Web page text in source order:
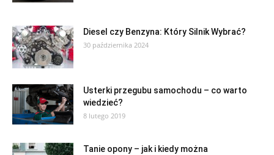
Diesel czy Benzyna: Który Silnik Wybrać?
30 października 2024
Usterki przegubu samochodu – co warto
wiedzieć?
8 lutego 2019
Tanie opony – jak i kiedy można